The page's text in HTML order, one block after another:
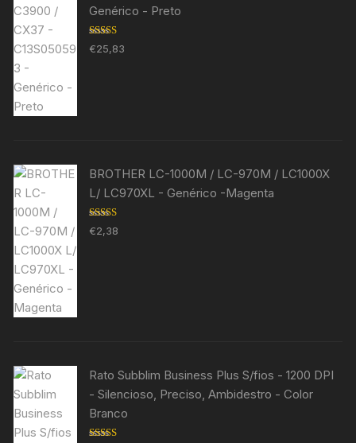
Genérico - Preto
Avaliação
5.00de 5
€25,83
BROTHER LC-1000M / LC-970M / LC1000X
L/ LC970XL - Genérico -Magenta
Avaliação
5.00de 5
€2,38
Rato Subblim Business Plus S/fios - 1200 DPI
- Silencioso, Preciso, Ambidestro - Color
Branco